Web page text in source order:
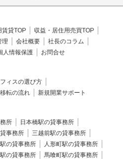
賃貸TOP
収益・居住用売買TOP
理 会社概要
社長のコラム
人情報保護 お問合せ
ィスの選び方
転の流れ 新規開業サポート
所
日本橋駅の貸事務所
事務所
三越前駅の貸事務所
の貸事務所
人形町駅の貸事務所
の貸事務所
馬喰町駅の貸事務所